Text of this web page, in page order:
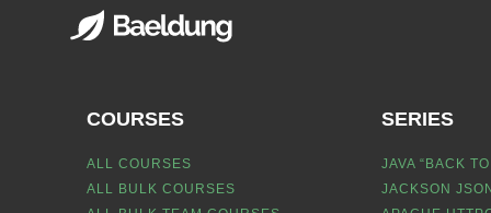
COURSES
ALL COURSES
ALL BULK COURSES
SERIES
JAVA “BACK
JACKSON